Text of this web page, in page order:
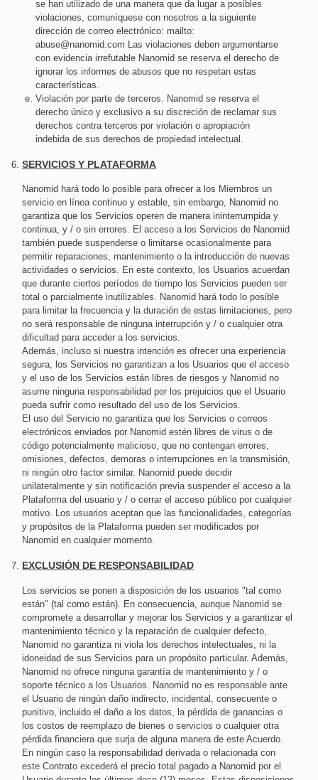
se han utilizado de una manera que da lugar a posibles
violaciones, comuníquese con nosotros a la siguiente
dirección de correo electrónico: mailto:
abuse@nanomid.com Las violaciones deben argumentarse
con evidencia irrefutable Nanomid se reserva el derecho de
ignorar los informes de abusos que no respetan estas
características.
Violación por parte de terceros. Nanomid se reserva el
derecho único y exclusivo a su discreción de reclamar sus
derechos contra terceros por violación o apropiación
indebida de sus derechos de propiedad intelectual.
SERVICIOS Y PLATAFORMA
Nanomid hará todo lo posible para ofrecer a los Miembros un
servicio en línea continuo y estable, sin embargo, Nanomid no
garantiza que los Servicios operen de manera ininterrumpida y
continua, y / o sin errores. El acceso a los Servicios de Nanomid
también puede suspenderse o limitarse ocasionalmente para
permitir reparaciones, mantenimiento o la introducción de nuevas
actividades o servicios. En este contexto, los Usuarios acuerdan
que durante ciertos períodos de tiempo los Servicios pueden ser
total o parcialmente inutilizables. Nanomid hará todo lo posible
para limitar la frecuencia y la duración de estas limitaciones, pero
no será responsable de ninguna interrupción y / o cualquier otra
dificultad para acceder a los servicios.
Además, incluso si nuestra intención es ofrecer una experiencia
segura, los Servicios no garantizan a los Usuarios que el acceso
y el uso de los Servicios están libres de riesgos y Nanomid no
asume ninguna responsabilidad por los prejuicios que el Usuario
pueda sufrir como resultado del uso de los Servicios.
El uso del Servicio no garantiza que los Servicios o correos
electrónicos enviados por Nanomid estén libres de virus o de
código potencialmente malicioso, que no contengan errores,
omisiones, defectos, demoras o interrupciones en la transmisión,
ni ningún otro factor similar. Nanomid puede decidir
unilateralmente y sin notificación previa suspender el acceso a la
Plataforma del usuario y / o cerrar el acceso público por cualquier
motivo. Los usuarios aceptan que las funcionalidades, categorías
y propósitos de la Plataforma pueden ser modificados por
Nanomid en cualquier momento.
EXCLUSIÓN DE RESPONSABILIDAD
Los servicios se ponen a disposición de los usuarios "tal como
están" (tal como están). En consecuencia, aunque Nanomid se
compromete a desarrollar y mejorar los Servicios y a garantizar el
mantenimiento técnico y la reparación de cualquier defecto,
Nanomid no garantiza ni viola los derechos intelectuales, ni la
idoneidad de sus Servicios para un propósito particular. Además,
Nanomid no ofrece ninguna garantía de mantenimiento y / o
soporte técnico a los Usuarios. Nanomid no es responsable ante
el Usuario de ningún daño indirecto, incidental, consecuente o
punitivo, incluido el daño a los datos, la pérdida de ganancias o
los costos de reemplazo de bienes o servicios o cualquier otra
pérdida financiera que surja de alguna manera de este Acuerdo.
En ningún caso la responsabilidad derivada o relacionada con
este Contrato excederá el precio total pagado a Nanomid por el